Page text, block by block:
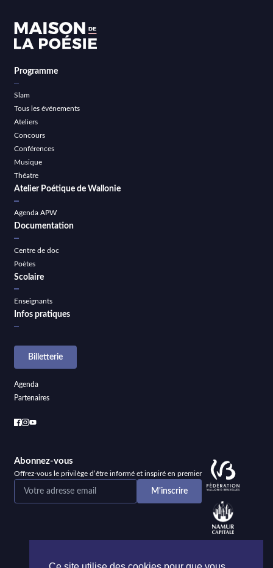
Programme
Slam
Tous les événements
Ateliers
Concours
Conférences
Musique
Théatre
Atelier Poétique de Wallonie
Agenda APW
Documentation
Centre de doc
Poètes
Scolaire
Enseignants
Infos pratiques
Billetterie
Agenda
Partenaires
Abonnez-vous
Offrez-vous le privilège d’être informé et inspiré en premier